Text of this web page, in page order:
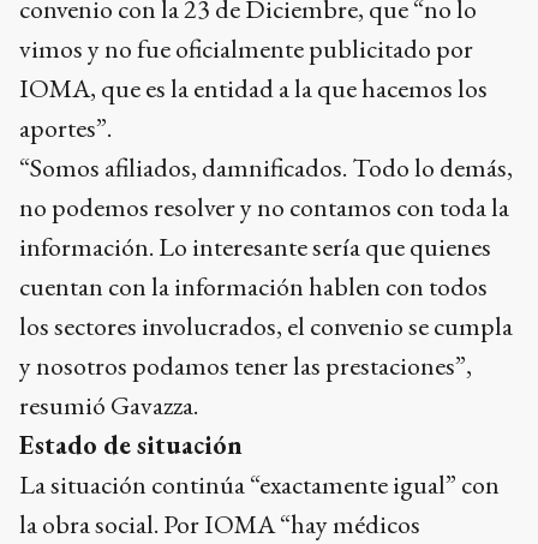
convenio con la 23 de Diciembre, que “no lo
vimos y no fue oficialmente publicitado por
IOMA, que es la entidad a la que hacemos los
aportes”.
“Somos afiliados, damnificados. Todo lo demás,
no podemos resolver y no contamos con toda la
información. Lo interesante sería que quienes
cuentan con la información hablen con todos
los sectores involucrados, el convenio se cumpla
y nosotros podamos tener las prestaciones”,
resumió Gavazza.
Estado de situación
La situación continúa “exactamente igual” con
la obra social. Por IOMA “hay médicos